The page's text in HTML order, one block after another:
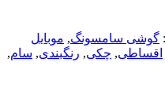
گوشی سامسونگ, موبایل
اقساطی, چکی, رنگبندی, سام,